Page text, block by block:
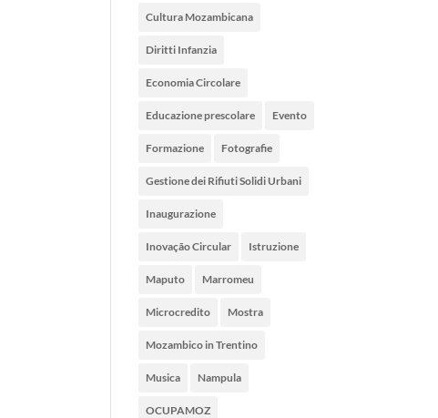
Cultura Mozambicana
Diritti Infanzia
Economia Circolare
Educazione prescolare Evento
Formazione Fotografie
Gestione dei Rifiuti Solidi Urbani
Inaugurazione
Inovação Circular Istruzione
Maputo Marromeu
Microcredito Mostra
Mozambico in Trentino
Musica Nampula
OCUPAMOZ